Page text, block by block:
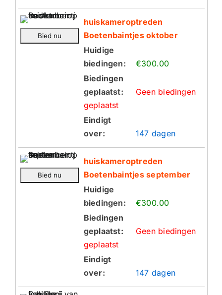
huiskameroptreden
Boetenbaintjes oktober
Huidige
biedingen:
€300.00
Biedingen
geplaatst:
Geen biedingen
geplaatst
Eindigt
over:
147 dagen
huiskameroptreden
Boetenbaintjes september
Huidige
biedingen:
€300.00
Biedingen
geplaatst:
Geen biedingen
geplaatst
Eindigt
over:
147 dagen